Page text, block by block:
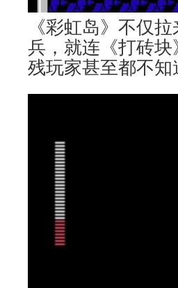
《彩虹岛》不仅
兵，就连《打砖块
残玩家甚至都不知